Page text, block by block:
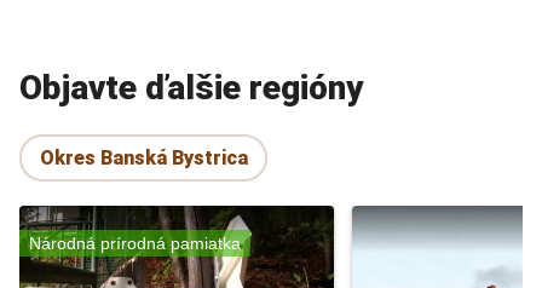
Objavte ďalšie regióny
Okres Banská Bystrica
Národná prírodná pamiatka